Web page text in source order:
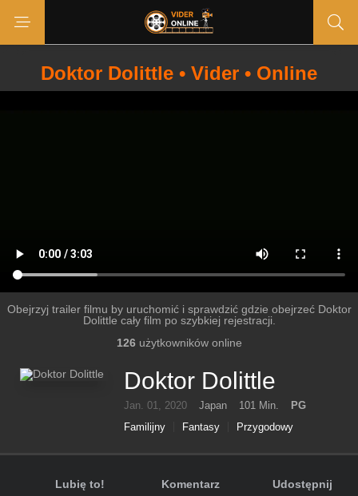
Doktor Dolittle • Vider • Online
Obejrzyj trailer filmu by uruchomić i sprawdzić gdzie obejrzeć Doktor
Dolittle cały film po szybkiej rejestracji.
126użytkowników online
Doktor Dolittle
Jan. 01, 2020 Japan 101 Min.
PG
Familijny
Fantasy Przygodowy
Lubię to! Komentarz Udostępnij